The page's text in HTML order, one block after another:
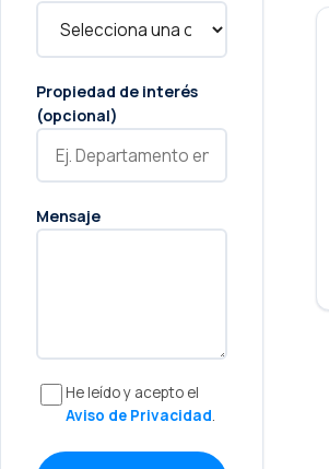
Propiedad de interés
(opcional)
Mensaje
He leído y acepto el
Aviso de Privacidad.